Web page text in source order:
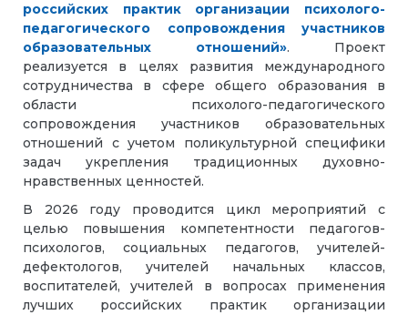
российских практик организации психолого-
педагогического сопровождения участников
образовательных отношений». Проект
реализуется в целях развития международного
сотрудничества в сфере общего образования в
области психолого-педагогического
сопровождения участников образовательных
отношений с учетом поликультурной специфики
задач укрепления традиционных духовно-
нравственных ценностей.
В 2026 году проводится цикл мероприятий с
целью повышения компетентности педагогов-
психологов, социальных педагогов, учителей-
дефектологов, учителей начальных классов,
воспитателей, учителей в вопросах применения
лучших российских практик организации